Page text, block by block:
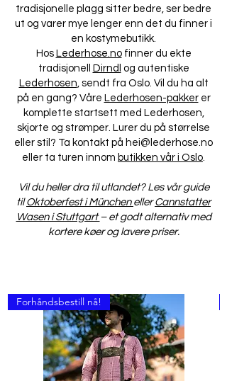
tradisjonelle plagg sitter bedre, ser bedre
ut og varer mye lenger enn det du finner i
en kostymebutikk.
Hos Lederhose.nofinner du ekte
tradisjonell
Dirndl og autentiske
Lederhosen, sendt fra Oslo. Vil du ha alt
på en gang? Våre Lederhosen-pakkerer
komplette startsett med Lederhosen,
skjorte og strømper. Lurer du på størrelse
eller stil? Ta kontakt på hei@lederhose.no
eller ta turen innom butikken vår i Oslo.
Vil du heller dra til utlandet? Les vår guide
tilOktoberfest i München ellerCannstatter
Wasen i Stuttgart – et godt alternativ med
kortere køer og lavere priser.
Forhåndsbestill nå!